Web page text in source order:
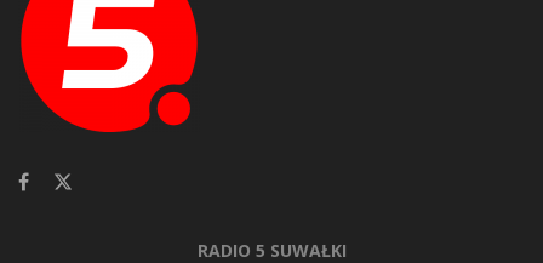
RADIO 5 SUWAŁKI